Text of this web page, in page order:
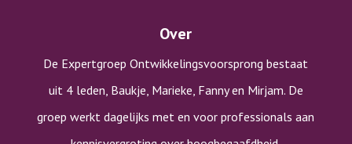
Over
De Expertgroep Ontwikkelingsvoorsprong bestaat
uit 4 leden, Baukje, Marieke, Fanny en Mirjam. De
groep werkt dagelijks met en voor professionals aan